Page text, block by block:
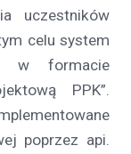
uczestników
celu system
w formacie
PPK”.
poprzez api.